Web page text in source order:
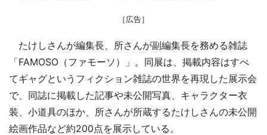
［広告］
たけしさんが編集長、所さんが副編集長を務める雑誌
「FAMOSO（ファモーソ）」。同展は、掲載内容はすべ
てギャグというフィクション雑誌の世界を再現した展示会
で、同誌に掲載した記事や未公開写真、キャラクター衣
装、小道具のほか、所さんが所蔵するたけしさんの未公開
絵画作品など約200点を展示している。